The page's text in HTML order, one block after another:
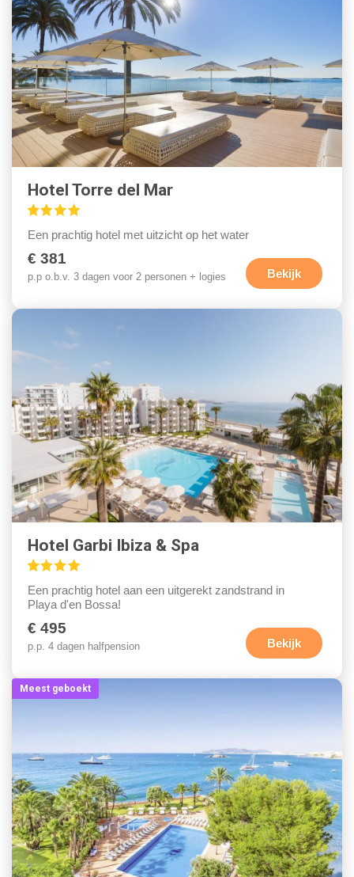
Hotel Torre del Mar
Een prachtig hotel met uitzicht op het water
€ 381
p.p o.b.v. 3 dagen voor 2 personen + logies Bekijk
Hotel Garbi Ibiza & Spa
Een prachtig hotel aan een uitgerekt zandstrand in
Playa d'en Bossa!
€ 495
p.p. 4 dagen halfpension Bekijk
Meest geboekt